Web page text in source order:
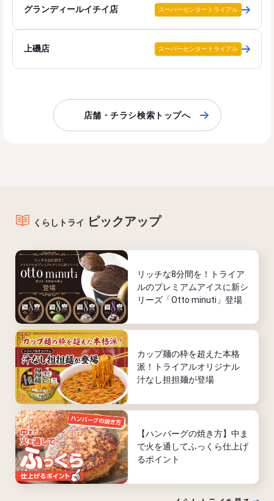
グランディールイチイ店 スーパーセンタートライアル
上磯店 スーパーセンタートライアル
店舗・チラシ検索トップへ
くらしトライ ピックアップ
リッチな8分間を！トライア
ルのプレミアムアイスに新シ
リーズ「Otto minuti」登場
カップ麺の枠を超えた本格
派！トライアルオリジナル
汁なし担担麺が登場
【ハンバーグの焼き方】中ま
で火を通してふっくら仕上げ
るポイント